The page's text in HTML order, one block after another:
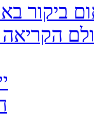
ביקור